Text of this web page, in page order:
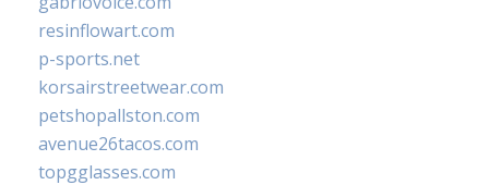
resinflowart.com
p-sports.net
korsairstreetwear.com
petshopallston.com
avenue26tacos.com
topgglasses.com